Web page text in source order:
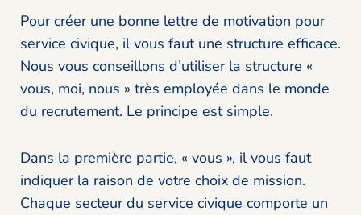
Pour créer une bonne lettre de motivation pour
service civique, il vous faut une structure efficace.
Nous vous conseillons d’utiliser la structure «
vous, moi, nous » très employée dans le monde
du recrutement. Le principe est simple.
Dans la première partie, « vous », il vous faut
indiquer la raison de votre choix de mission.
Chaque secteur du service civique comporte un